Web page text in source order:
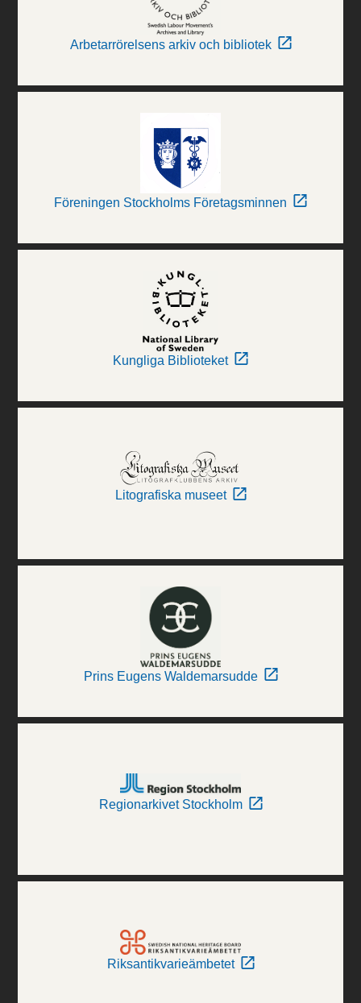
Arbetarrörelsens arkiv och bibliotek
Föreningen Stockholms Företagsminnen
Kungliga Biblioteket
Litografiska museet
Prins Eugens Waldemarsudde
Regionarkivet Stockholm
Riksantikvarieämbetet